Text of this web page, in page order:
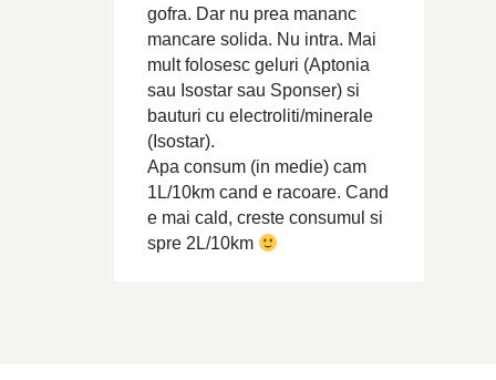
gofra. Dar nu prea mananc
mancare solida. Nu intra. Mai
mult folosesc geluri (Aptonia
sau Isostar sau Sponser) si
bauturi cu electroliti/minerale
(Isostar).
Apa consum (in medie) cam
1L/10km cand e racoare. Cand
e mai cald, creste consumul si
spre 2L/10km